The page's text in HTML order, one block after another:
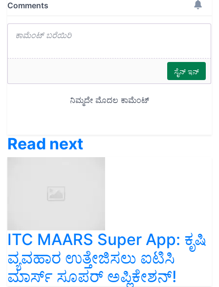
Read next
ITC MAARS Super App: ಕೃಷಿ
ವ್ಯವಹಾರ ಉತ್ತೇಜಿಸಲು ಐಟಿಸಿ
ಮಾರ್ಸ್‌ ಸೂಪರ್ ಅಪ್ಲಿಕೇಶನ್!